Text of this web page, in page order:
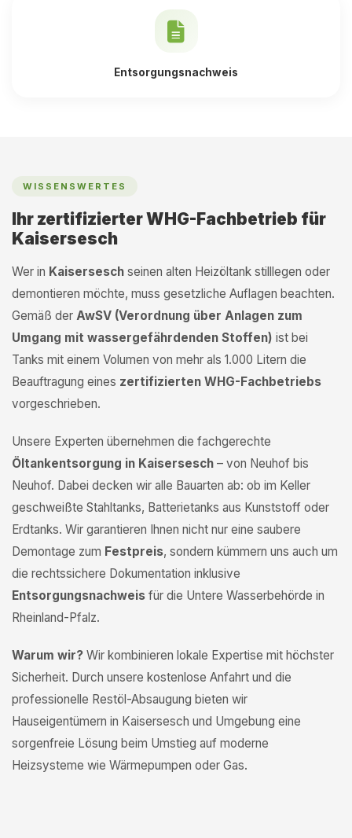
Entsorgungsnachweis
WISSENSWERTES
Ihr zertifizierter WHG-Fachbetrieb für
Kaisersesch
Wer in Kaisersesch seinen alten Heizöltank stilllegen oder
demontieren möchte, muss gesetzliche Auflagen beachten.
Gemäß der AwSV (Verordnung über Anlagen zum
Umgang mit wassergefährdenden Stoffen) ist bei
Tanks mit einem Volumen von mehr als 1.000 Litern die
Beauftragung eines zertifizierten WHG-Fachbetriebs
vorgeschrieben.
Unsere Experten übernehmen die fachgerechte
Öltankentsorgung in Kaisersesch – von Neuhof bis
Neuhof. Dabei decken wir alle Bauarten ab: ob im Keller
geschweißte Stahltanks, Batterietanks aus Kunststoff oder
Erdtanks. Wir garantieren Ihnen nicht nur eine saubere
Demontage zum Festpreis, sondern kümmern uns auch um
die rechtssichere Dokumentation inklusive
Entsorgungsnachweis für die Untere Wasserbehörde in
Rheinland-Pfalz.
Warum wir? Wir kombinieren lokale Expertise mit höchster
Sicherheit. Durch unsere kostenlose Anfahrt und die
professionelle Restöl-Absaugung bieten wir
Hauseigentümern in Kaisersesch und Umgebung eine
sorgenfreie Lösung beim Umstieg auf moderne
Heizsysteme wie Wärmepumpen oder Gas.